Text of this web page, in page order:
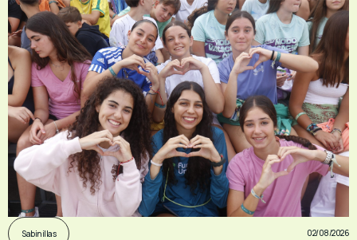
Sabinillas 02/08/2026